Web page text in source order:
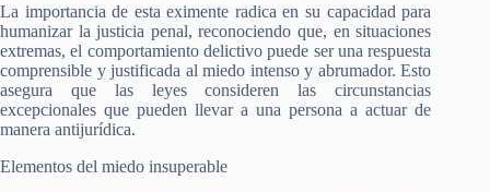
La importancia de esta eximente radica en su capacidad para
humanizar la justicia penal, reconociendo que, en situaciones
extremas, el comportamiento delictivo puede ser una respuesta
comprensible y justificada al miedo intenso y abrumador. Esto
asegura que las leyes consideren las circunstancias
excepcionales que pueden llevar a una persona a actuar de
manera antijurídica.
Elementos del miedo insuperable